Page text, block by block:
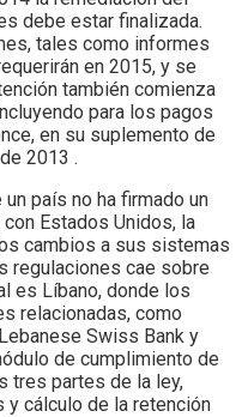
debe estar finalizada.
tales como informes
en 2015, y se
también comienza
para los pagos
en su suplemento de
2013 .
país no ha firmado un
Estados Unidos, la
cambios a sus sistemas
regulaciones cae sobre
es Líbano, donde los
relacionadas, como
Swiss Bank y
de cumplimiento de
tres partes de la ley,
cálculo de la retención